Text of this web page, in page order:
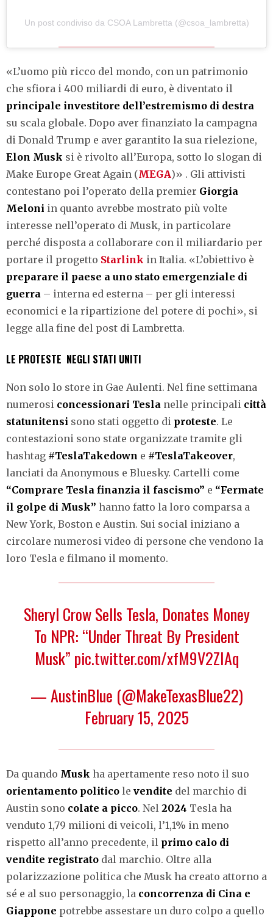
Un post condiviso da CSOA Lambretta (@csoa_lambretta)
«L’uomo più ricco del mondo, con un patrimonio
che sfiora i 400 miliardi di euro, è diventato il
principale investitore dell’estremismo di destra
su scala globale. Dopo aver finanziato la campagna
di Donald Trump e aver garantito la sua rielezione,
Elon Musk si è rivolto all’Europa, sotto lo slogan di
Make Europe Great Again (MEGA)» . Gli attivisti
contestano poi l’operato della premier Giorgia
Meloni in quanto avrebbe mostrato più volte
interesse nell’operato di Musk, in particolare
perché disposta a collaborare con il miliardario per
portare il progetto Starlink in Italia. «L’obiettivo è
preparare il paese a uno stato emergenziale di
guerra – interna ed esterna – per gli interessi
economici e la ripartizione del potere di pochi», si
legge alla fine del post di Lambretta.
LE PROTESTE NEGLI STATI UNITI
Non solo lo store in Gae Aulenti. Nel fine settimana
numerosi concessionari Tesla nelle principali città
statunitensi sono stati oggetto di proteste. Le
contestazioni sono state organizzate tramite gli
hashtag #TeslaTakedown e #TeslaTakeover,
lanciati da Anonymous e Bluesky. Cartelli come
“Comprare Tesla finanzia il fascismo” e “Fermate
il golpe di Musk” hanno fatto la loro comparsa a
New York, Boston e Austin. Sui social iniziano a
circolare numerosi video di persone che vendono la
loro Tesla e filmano il momento.
Sheryl Crow Sells Tesla, Donates Money
To NPR: “Under Threat By President
Musk” pic.twitter.com/xfM9V2ZIAq
— AustinBlue (@MakeTexasBlue22)
February 15, 2025
Da quando Musk ha apertamente reso noto il suo
orientamento politico le vendite del marchio di
Austin sono colate a picco. Nel 2024 Tesla ha
venduto 1,79 milioni di veicoli, l’1,1% in meno
rispetto all’anno precedente, il primo calo di
vendite registrato dal marchio. Oltre alla
polarizzazione politica che Musk ha creato attorno a
sé e al suo personaggio, la concorrenza di Cina e
Giappone potrebbe assestare un duro colpo a quello